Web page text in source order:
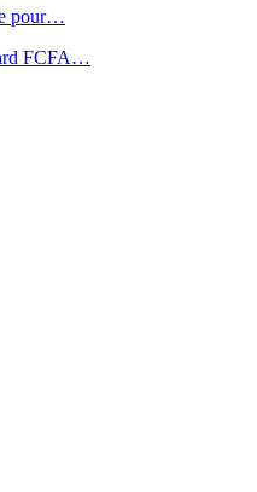
pour…
FCFA…